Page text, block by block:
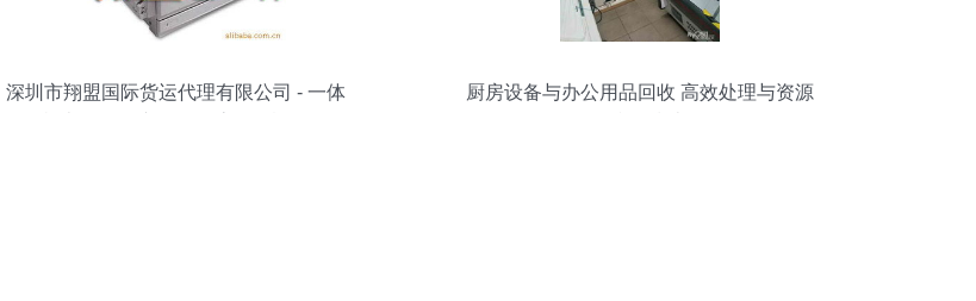
深圳市翔盟国际货运代理有限公司 - 一体
厨房设备与办公用品回收 高效处理与资源